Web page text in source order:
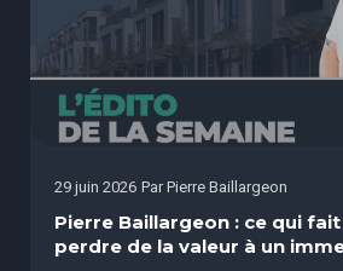
29 juin 2026 Par Pierre Baillargeon
Pierre Baillargeon : ce qui
perdre de la valeur à un